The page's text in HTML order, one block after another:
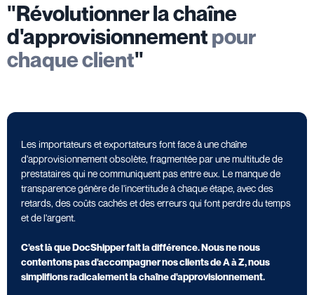
"Révolutionner la chaîne
d'approvisionnementpour
chaque client"
Les importateurs et exportateurs font face à une chaîne
d'approvisionnement obsolète, fragmentée par une multitude de
prestataires qui ne communiquent pas entre eux. Le manque de
transparence génère de l'incertitude à chaque étape, avec des
retards, des coûts cachés et des erreurs qui font perdre du temps
et de l'argent.
C'est là que DocShipper fait la différence. Nous ne nous
contentons pas d'accompagner nos clients de A à Z, nous
simplifions radicalement la chaîne d'approvisionnement.